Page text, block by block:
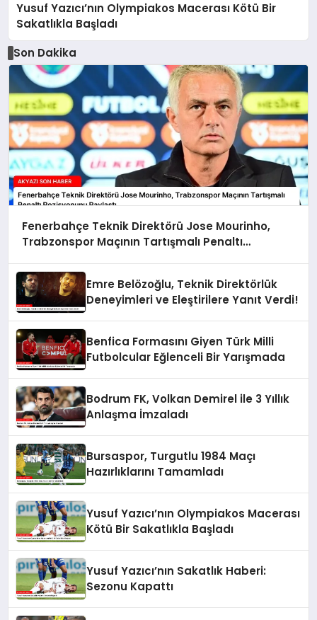
Yusuf Yazıcı’nın Olympiakos Macerası Kötü Bir
Sakatlıkla Başladı
Son Dakika
Fenerbahçe Teknik Direktörü Jose Mourinho,
Trabzonspor Maçının Tartışmalı Penaltı
Emre Belözoğlu, Teknik Direktörlük
Deneyimleri ve Eleştirilere Yanıt Verdi!
Benfica Formasını Giyen Türk Milli
Futbolcular Eğlenceli Bir Yarışmada
Bodrum FK, Volkan Demirel ile 3 Yıllık
Anlaşma İmzaladı
Bursaspor, Turgutlu 1984 Maçı
Hazırlıklarını Tamamladı
Yusuf Yazıcı’nın Olympiakos Macerası
Kötü Bir Sakatlıkla Başladı
Yusuf Yazıcı’nın Sakatlık Haberi:
Sezonu Kapattı